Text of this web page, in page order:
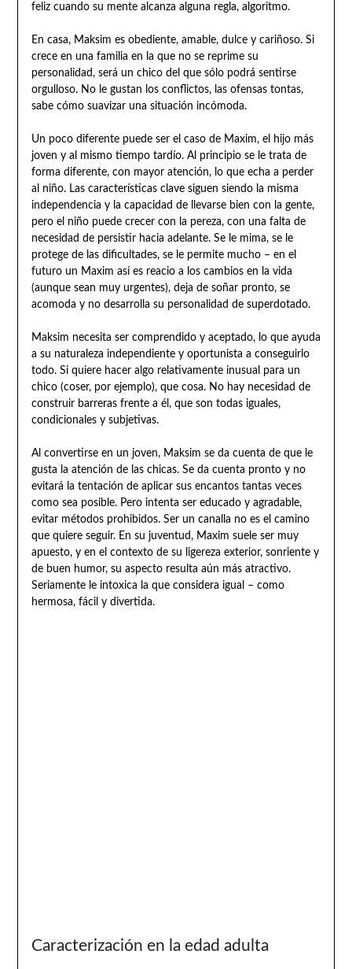
feliz cuando su mente alcanza alguna regla, algoritmo.
En casa, Maksim es obediente, amable, dulce y cariñoso. Si
crece en una familia en la que no se reprime su
personalidad, será un chico del que sólo podrá sentirse
orgulloso. No le gustan los conflictos, las ofensas tontas,
sabe cómo suavizar una situación incómoda.
Un poco diferente puede ser el caso de Maxim, el hijo más
joven y al mismo tiempo tardío. Al principio se le trata de
forma diferente, con mayor atención, lo que echa a perder
al niño. Las características clave siguen siendo la misma
independencia y la capacidad de llevarse bien con la gente,
pero el niño puede crecer con la pereza, con una falta de
necesidad de persistir hacia adelante. Se le mima, se le
protege de las dificultades, se le permite mucho – en el
futuro un Maxim así es reacio a los cambios en la vida
(aunque sean muy urgentes), deja de soñar pronto, se
acomoda y no desarrolla su personalidad de superdotado.
Maksim necesita ser comprendido y aceptado, lo que ayuda
a su naturaleza independiente y oportunista a conseguirlo
todo. Si quiere hacer algo relativamente inusual para un
chico (coser, por ejemplo), que cosa. No hay necesidad de
construir barreras frente a él, que son todas iguales,
condicionales y subjetivas.
Al convertirse en un joven, Maksim se da cuenta de que le
gusta la atención de las chicas. Se da cuenta pronto y no
evitará la tentación de aplicar sus encantos tantas veces
como sea posible. Pero intenta ser educado y agradable,
evitar métodos prohibidos. Ser un canalla no es el camino
que quiere seguir. En su juventud, Maxim suele ser muy
apuesto, y en el contexto de su ligereza exterior, sonriente y
de buen humor, su aspecto resulta aún más atractivo.
Seriamente le intoxica la que considera igual – como
hermosa, fácil y divertida.
Caracterización en la edad adulta